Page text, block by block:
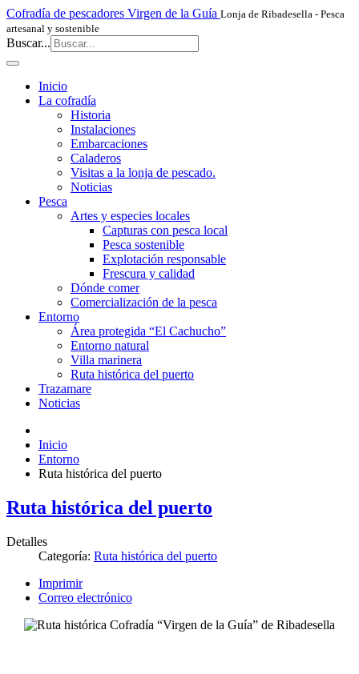
Cofradía de pescadores Virgen de la Guía Lonja de Ribadesella - Pesca
artesanal y sostenible
Buscar...
Inicio
La cofradía
Historia
Instalaciones
Embarcaciones
Caladeros
Visitas a la lonja de pescado.
Noticias
Pesca
Artes y especies locales
Capturas con pesca local
Pesca sostenible
Explotación responsable
Frescura y calidad
Dónde comer
Comercialización de la pesca
Entorno
Área protegida “El Cachucho”
Entorno natural
Villa marinera
Ruta histórica del puerto
Trazamare
Noticias
Inicio
Entorno
Ruta histórica del puerto
Ruta histórica del puerto
Detalles
Categoría: Ruta histórica del puerto
Imprimir
Correo electrónico